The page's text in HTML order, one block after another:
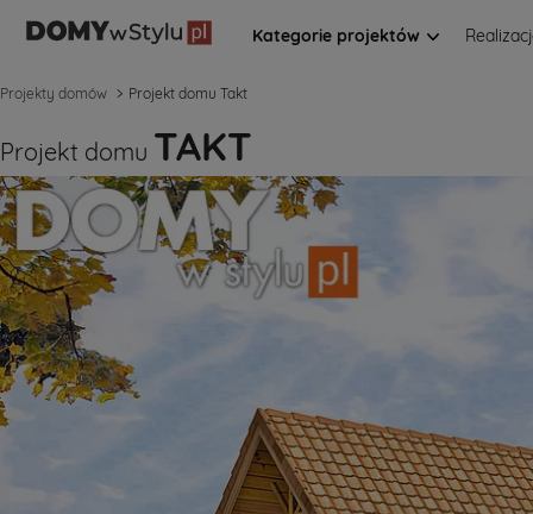
Kategorie projektów
Projekty domów Projekt domu Takt
Projekt domu TAKT